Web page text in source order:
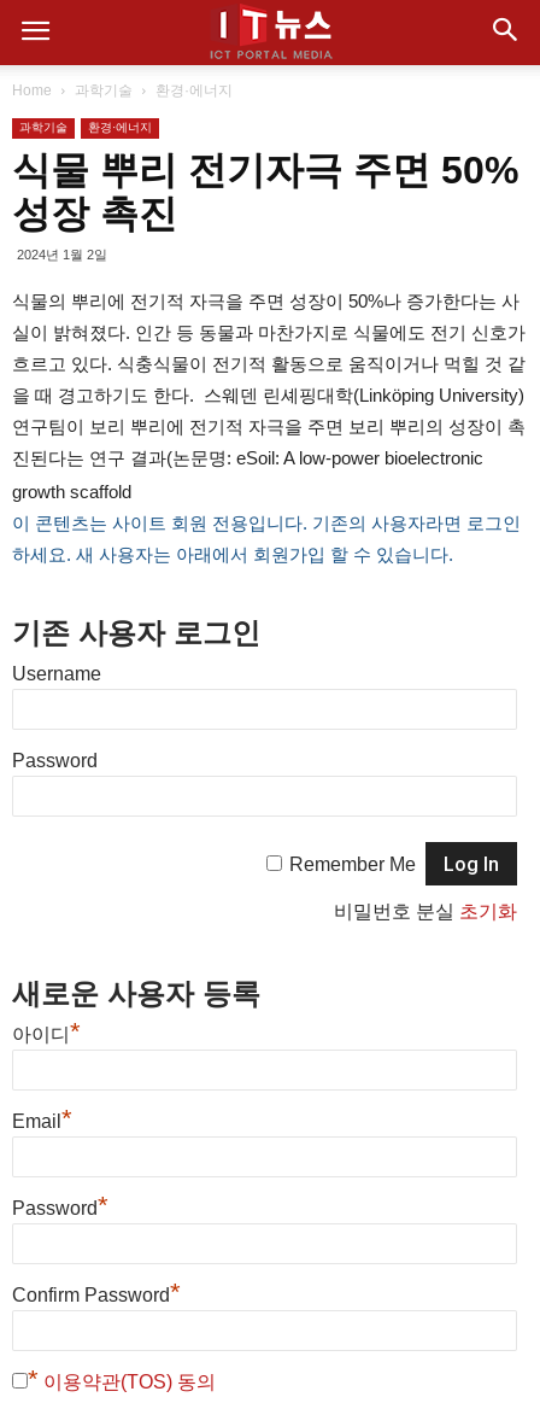
Home 과학기술 환경·에너지
과학기술 환경·에너지
식물 뿌리 전기자극 주면 50%
성장 촉진
2024년 1월 2일
식물의 뿌리에 전기적 자극을 주면 성장이 50%나 증가한다는 사
실이 밝혀졌다. 인간 등 동물과 마찬가지로 식물에도 전기 신호가
흐르고 있다. 식충식물이 전기적 활동으로 움직이거나 먹힐 것 같
을 때 경고하기도 한다. 스웨덴 린셰핑대학(Linköping University)
연구팀이 보리 뿌리에 전기적 자극을 주면 보리 뿌리의 성장이 촉
진된다는 연구 결과(논문명: eSoil: A low-power bioelectronic
growth scaffold
이 콘텐츠는 사이트 회원 전용입니다. 기존의 사용자라면 로그인
하세요. 새 사용자는 아래에서 회원가입 할 수 있습니다.
기존 사용자 로그인
Username
Password
Remember Me
비밀번호 분실 초기화
새로운 사용자 등록
아이디 *
Email *
Password*
Confirm Password*
* 이용약관(TOS) 동의